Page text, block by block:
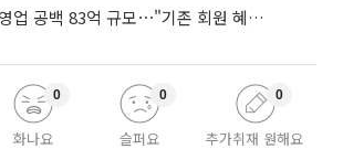
롯데카드, 신규 영업 공백 83억 규모⋯"기존 회원 혜택으로 방어"
화나요
0
슬퍼요
0
추가취재 원해요
0